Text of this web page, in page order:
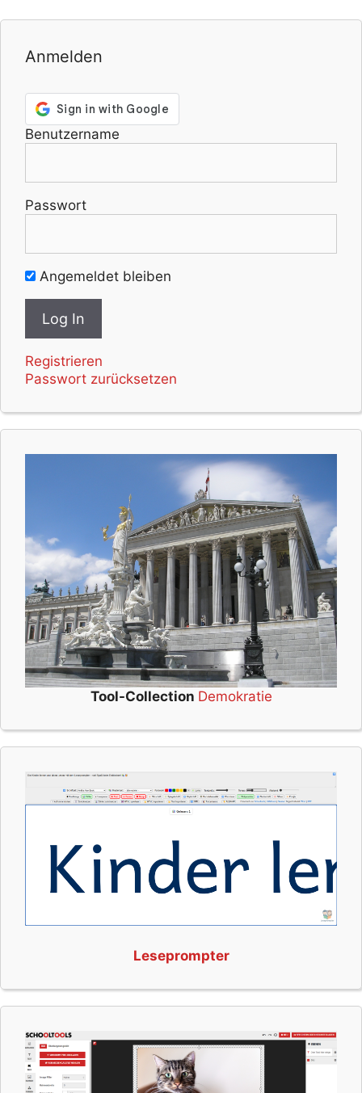
Anmelden
Benutzername
Passwort
Angemeldet bleiben
Registrieren
Passwort zurücksetzen
Tool-Collection Demokratie
Leseprompter